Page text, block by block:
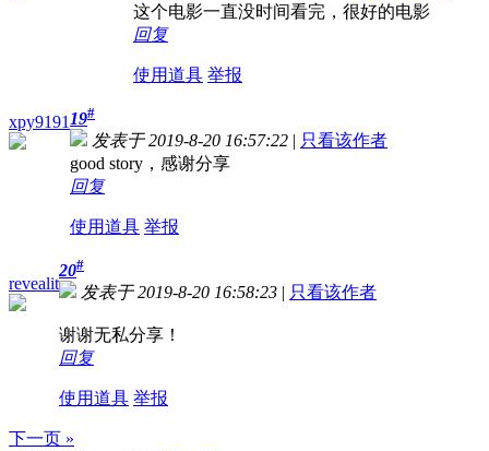
这个电影一直没时间看完，很好的电影
回复
使用道具 举报
xpy9191 19#
发表于 2019-8-20 16:57:22 | 只看该作者
good story，感谢分享
回复
使用道具 举报
revealit
20#
发表于 2019-8-20 16:58:23 | 只看该作者
谢谢无私分享！
回复
使用道具 举报
下一页 »